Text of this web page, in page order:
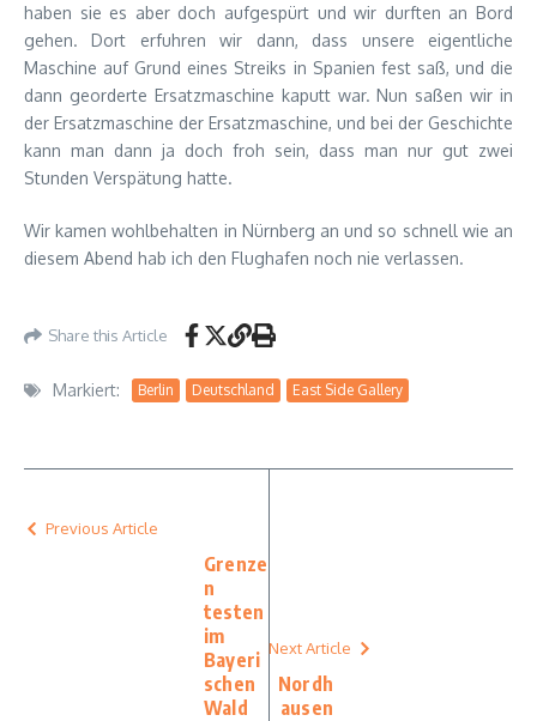
haben sie es aber doch aufgespürt und wir durften an Bord
gehen. Dort erfuhren wir dann, dass unsere eigentliche
Maschine auf Grund eines Streiks in Spanien fest saß, und die
dann georderte Ersatzmaschine kaputt war. Nun saßen wir in
der Ersatzmaschine der Ersatzmaschine, und bei der Geschichte
kann man dann ja doch froh sein, dass man nur gut zwei
Stunden Verspätung hatte.
Wir kamen wohlbehalten in Nürnberg an und so schnell wie an
diesem Abend hab ich den Flughafen noch nie verlassen.
Share this Article
Markiert: Berlin Deutschland East Side Gallery
Previous Article
Grenze
n
testen
im
Bayeri
schen
Wald
Next Article
Nordh
ausen